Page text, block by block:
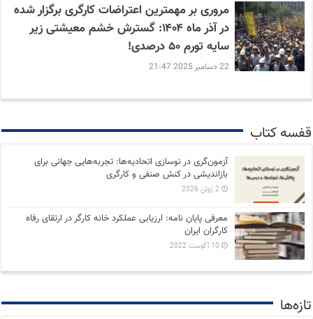
مروری بر مهمترین اعتراضات کارگری برگزار شده
در آذر ماه ۱۴۰۴: گسترش خشم معیشتی زیر
سایه تورم ۵۰ درصدی!
22 دسامبر 2025 21:47
قفسه کتاب
آزمون‌گری در نوسازی اتحادیه‌ها: تجربه‌هایی جهانی برای
بازاندیشی در کنش صنفی و کارگری
2 ژوئن 2026
معرفی پایان نامه: ارزیابی عملکرد خانه کارگر در ارتقای رفاه
کارگران ایران
10 آگوست 2022
تازه‌ها